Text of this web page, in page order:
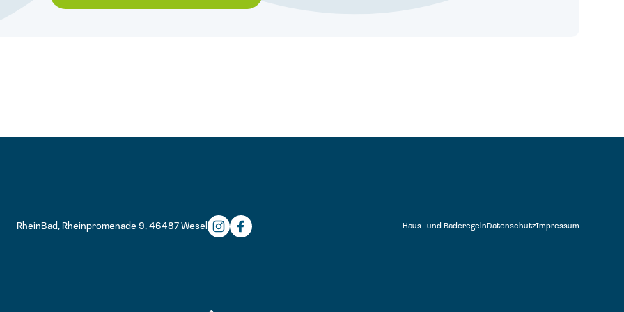
RheinBad, Rheinpromenade 9, 46487 Wesel Haus- und BaderegelnDatenschutzImpressum